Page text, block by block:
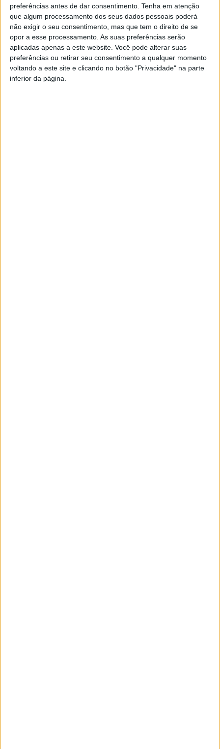
preferências antes de dar consentimento. Tenha em atenção
que algum processamento dos seus dados pessoais poderá
não exigir o seu consentimento, mas que tem o direito de se
opor a esse processamento. As suas preferências serão
aplicadas apenas a este website. Você pode alterar suas
preferências ou retirar seu consentimento a qualquer momento
voltando a este site e clicando no botão "Privacidade" na parte
inferior da página.
Artigo anterior